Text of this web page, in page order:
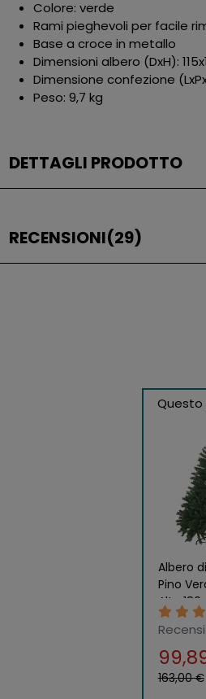
Colore: verde
Rami pieghevoli per facile
Base a croce in metallo
Dimensioni albero (DxH):
Dimensione confezione
Peso: 9,7 kg
DETTAGLI PRODOTTO
RECENSIONI(29)
Albero
Pino
Alto 180
Realistico
163,00 €